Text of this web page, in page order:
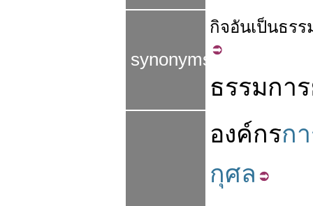
synonyms
กิจอันเป็นธรร
ธรรมกา
องค์กรก
กุศล